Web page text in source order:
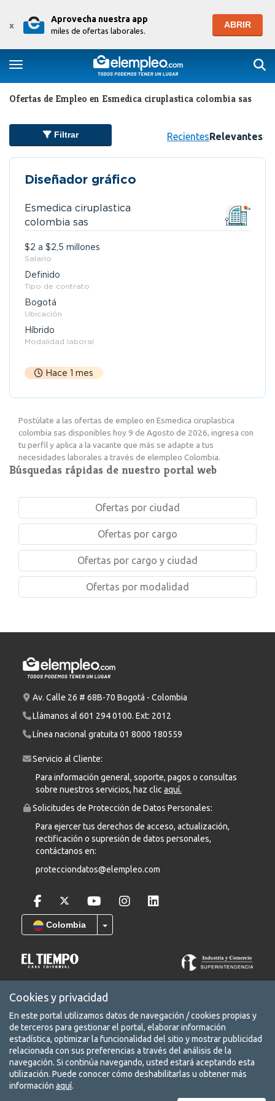
x
Aprovecha nuestra app
miles de ofertas laborales.
ABRIR
Toggle navigation
Ofertas de Empleo en Esmedica ciruplastica colombia sas
Filtrar RecientesRelevantes
Diseñador gráfico
Esmedica ciruplastica
colombia sas
$2 a $2,5 millones
Salario
Definido
Tipo de contrato
Bogotá
Ubicación
Híbrido
Modalidad laboral
Hace 1 mes
Postúlate a las ofertas de empleo en Esmedica ciruplastica
colombia sas disponibles hoy 9 de Agosto de 2026, ingresa con
tu perfil y aplica a la vacante que más se adapte a tus
necesidades laborales a través de elempleo Colombia.
Búsquedas rápidas de nuestro portal web
Ofertas por ciudad
Ofertas por cargo
Ofertas por cargo y ciudad
Ofertas por modalidad
Av. Calle 26 # 68B-70 Bogotá - Colombia
Llámanos al 601 294 0100. Ext: 2012
Línea nacional gratuita 01 8000 180559
Servicio al Cliente:
Para información general, soporte, pagos o consultas
sobre nuestros servicios, haz clicaquí.
Solicitudes de Protección de Datos Personales:
Para ejercer tus derechos de acceso, actualización,
rectificación o supresión de datos personales,
contáctanos en:
protecciondatos@elempleo.com
Colombia
COPYRIGHT © 2026 Leadearsearch S.A.S Prohibida su reproducción
total o parcial, así como su traducción a cualquier idioma sin
autorización escrita de su titular. elempleo.com es un producto de
Leadearsearch S.A.S. Nit. 8300651578.
Términos y condiciones
Aviso de privacidad
Protección de datos
Cookies y privacidad
En este portal utilizamos datos de navegación / cookies propias y
de terceros para gestionar el portal, elaborar información
estadística, optimizar la funcionalidad del sitio y mostrar publicidad
relacionada con sus preferencias a través del análisis de la
navegación. Si continúa navegando, usted estará aceptando esta
utilización. Puede conocer cómo deshabilitarlas u obtener más
información aquí.